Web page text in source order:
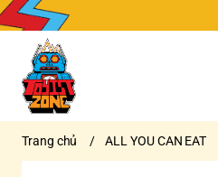
Trang chủ / ALL YOU CAN EAT